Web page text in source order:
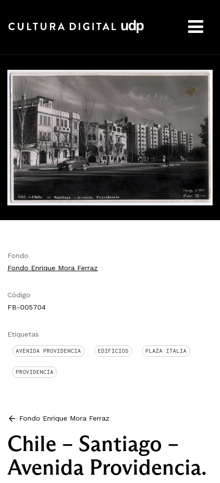
Fondo
Fondo Enrique Mora Ferraz
Código
FB-005704
Etiquetas
AVENIDA PROVIDENCIA EDIFICIOS PLAZA ITALIA
PROVIDENCIA
Fondo Enrique Mora Ferraz
Chile – Santiago –
Avenida Providencia.